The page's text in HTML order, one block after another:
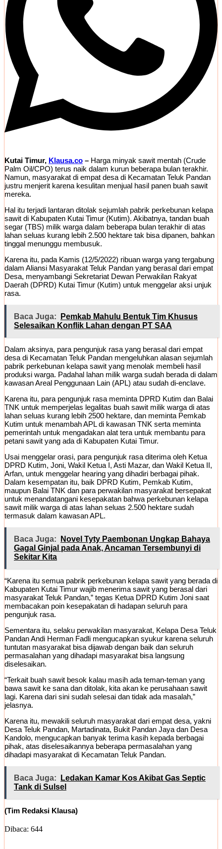
Kutai Timur, Klausa.co – Harga minyak sawit mentah (Crude
Palm Oil/CPO) terus naik dalam kurun beberapa bulan terakhir.
Namun, masyarakat di empat desa di Kecamatan Teluk Pandan
justru menjerit karena kesulitan menjual hasil panen buah sawit
mereka.
Hal itu terjadi lantaran ditolak sejumlah pabrik perkebunan kelapa
sawit di Kabupaten Kutai Timur (Kutim). Akibatnya, tandan buah
segar (TBS) milik warga dalam beberapa bulan terakhir di atas
lahan seluas kurang lebih 2.500 hektare tak bisa dipanen, bahkan
tinggal menunggu membusuk.
Karena itu, pada Kamis (12/5/2022) ribuan warga yang tergabung
dalam Aliansi Masyarakat Teluk Pandan yang berasal dari empat
Desa, menyambangi Sekretariat Dewan Perwakilan Rakyat
Daerah (DPRD) Kutai Timur (Kutim) untuk menggelar aksi unjuk
rasa.
Baca Juga:
Pemkab Mahulu Bentuk Tim Khusus
Selesaikan Konflik Lahan dengan PT SAA
Dalam aksinya, para pengunjuk rasa yang berasal dari empat
desa di Kecamatan Teluk Pandan mengeluhkan alasan sejumlah
pabrik perkebunan kelapa sawit yang menolak membeli hasil
produksi warga. Padahal lahan milik warga sudah berada di dalam
kawasan Areal Penggunaan Lain (APL) atau sudah di-enclave.
Karena itu, para pengunjuk rasa meminta DPRD Kutim dan Balai
TNK untuk memperjelas legalitas buah sawit milik warga di atas
lahan seluas kurang lebih 2500 hektare, dan meminta Pemkab
Kutim untuk menambah APL di kawasan TNK serta meminta
pemerintah untuk mengadakan alat tera untuk membantu para
petani sawit yang ada di Kabupaten Kutai Timur.
Usai menggelar orasi, para pengunjuk rasa diterima oleh Ketua
DPRD Kutim, Joni, Wakil Ketua I, Asti Mazar, dan Wakil Ketua II,
Arfan, untuk menggelar hearing yang dihadiri berbagai pihak.
Dalam kesempatan itu, baik DPRD Kutim, Pemkab Kutim,
maupun Balai TNK dan para perwakilan masyarakat bersepakat
untuk menandatangani kesepakatan bahwa perkebunan kelapa
sawit milik warga di atas lahan seluas 2.500 hektare sudah
termasuk dalam kawasan APL.
Baca Juga:
Novel Tyty Paembonan Ungkap Bahaya
Gagal Ginjal pada Anak, Ancaman Tersembunyi di
Sekitar Kita
“Karena itu semua pabrik perkebunan kelapa sawit yang berada di
Kabupaten Kutai Timur wajib menerima sawit yang berasal dari
masyarakat Teluk Pandan,” tegas Ketua DPRD Kutim Joni saat
membacakan poin kesepakatan di hadapan seluruh para
pengunjuk rasa.
Sementara itu, selaku perwakilan masyarakat, Kelapa Desa Teluk
Pandan Andi Herman Fadli mengucapkan syukur karena seluruh
tuntutan masyarakat bisa dijawab dengan baik dan seluruh
permasalahan yang dihadapi masyarakat bisa langsung
diselesaikan.
“Terkait buah sawit besok kalau masih ada teman-teman yang
bawa sawit ke sana dan ditolak, kita akan ke perusahaan sawit
lagi. Karena dari sini sudah selesai dan tidak ada masalah,”
jelasnya.
Karena itu, mewakili seluruh masyarakat dari empat desa, yakni
Desa Teluk Pandan, Martadinata, Bukit Pandan Jaya dan Desa
Kandolo, mengucapkan banyak terima kasih kepada berbagai
pihak, atas diselesaikannya beberapa permasalahan yang
dihadapi masyarakat di Kecamatan Teluk Pandan.
Baca Juga:
Ledakan Kamar Kos Akibat Gas Septic
Tank di Sulsel
(Tim Redaksi Klausa)
Dibaca: 644